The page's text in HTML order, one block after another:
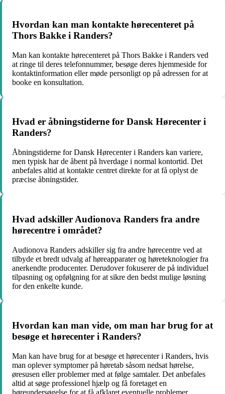
Hvordan kan man kontakte hørecenteret på
Thors Bakke i Randers?
Man kan kontakte hørecenteret på Thors Bakke i Randers ved
at ringe til deres telefonnummer, besøge deres hjemmeside for
kontaktinformation eller møde personligt op på adressen for at
booke en konsultation.
Hvad er åbningstiderne for Dansk Hørecenter i
Randers?
Åbningstiderne for Dansk Hørecenter i Randers kan variere,
men typisk har de åbent på hverdage i normal kontortid. Det
anbefales altid at kontakte centret direkte for at få oplyst de
præcise åbningstider.
Hvad adskiller Audionova Randers fra andre
hørecentre i området?
Audionova Randers adskiller sig fra andre hørecentre ved at
tilbyde et bredt udvalg af høreapparater og høreteknologier fra
anerkendte producenter. Derudover fokuserer de på individuel
tilpasning og opfølgning for at sikre den bedst mulige løsning
for den enkelte kunde.
Hvordan kan man vide, om man har brug for at
besøge et hørecenter i Randers?
Man kan have brug for at besøge et hørecenter i Randers, hvis
man oplever symptomer på høretab såsom nedsat hørelse,
øresusen eller problemer med at følge samtaler. Det anbefales
altid at søge professionel hjælp og få foretaget en
høreundersøgelse for at få afklaret eventuelle problemer.